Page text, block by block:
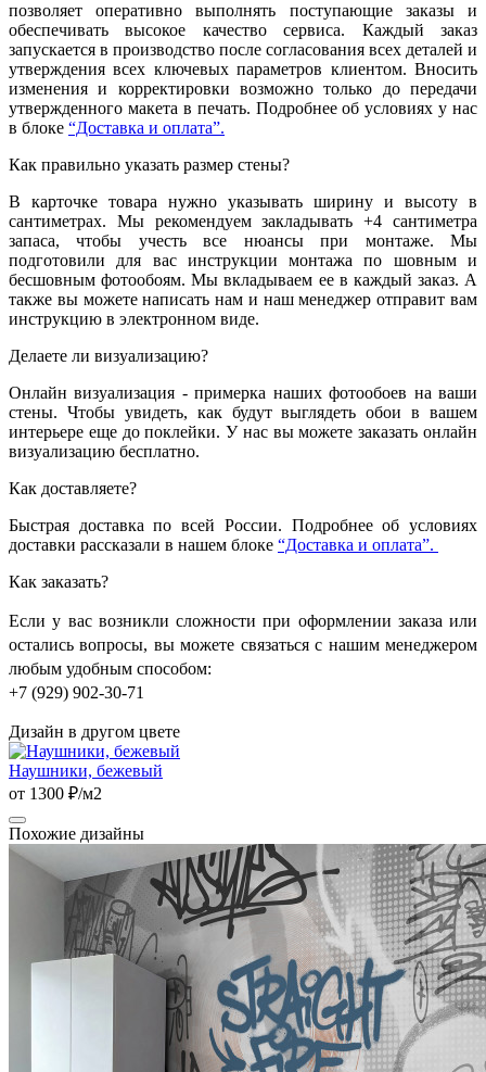
позволяет оперативно выполнять поступающие заказы и
обеспечивать высокое качество сервиса. Каждый заказ
запускается в производство после согласования всех деталей и
утверждения всех ключевых параметров клиентом. Вносить
изменения и корректировки возможно только до передачи
утвержденного макета в печать. Подробнее об условиях у нас
в блоке “Доставка и оплата”.
Как правильно указать размер стены?
В карточке товара нужно указывать ширину и высоту в
сантиметрах. Мы рекомендуем закладывать +4 сантиметра
запаса, чтобы учесть все нюансы при монтаже. Мы
подготовили для вас инструкции монтажа по шовным и
бесшовным фотообоям. Мы вкладываем ее в каждый заказ. А
также вы можете написать нам и наш менеджер отправит вам
инструкцию в электронном виде.
Делаете ли визуализацию?
Онлайн визуализация - примерка наших фотообоев на ваши
стены. Чтобы увидеть, как будут выглядеть обои в вашем
интерьере еще до поклейки. У нас вы можете заказать онлайн
визуализацию бесплатно.
Как доставляете?
Быстрая доставка по всей России. Подробнее об условиях
доставки рассказали в нашем блоке “Доставка и оплата”.
Как заказать?
Если у вас возникли сложности при оформлении заказа или
остались вопросы, вы можете связаться с нашим менеджером
любым удобным способом:
+7 (929) 902-30-71
Дизайн в другом цвете
Наушники, бежевый
от 1300 ₽/м2
Похожие дизайны